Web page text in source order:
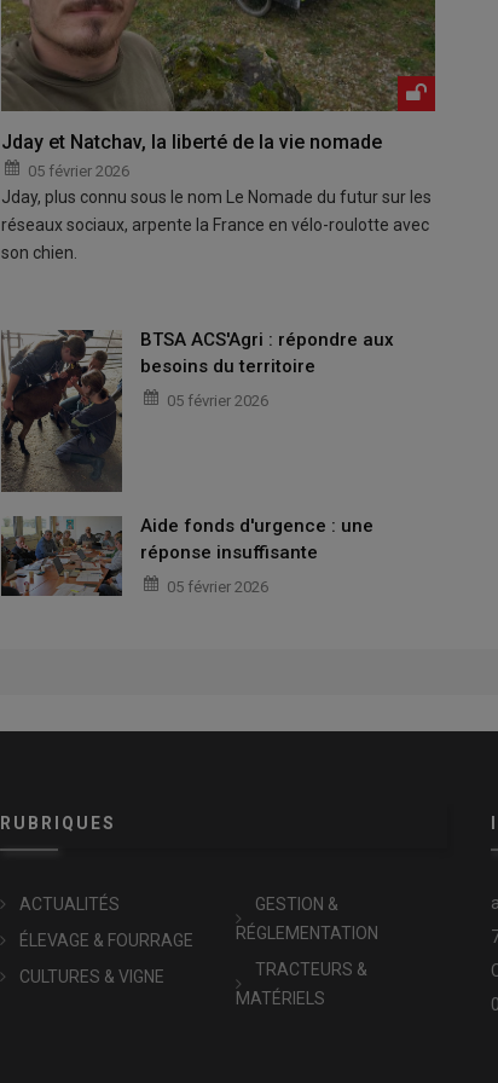
Jday et Natchav, la liberté de la vie nomade
05 février 2026
Jday, plus connu sous le nom Le Nomade du futur sur les
réseaux sociaux, arpente la France en vélo-roulotte avec
son chien.
BTSA ACS'Agri : répondre aux
besoins du territoire
05 février 2026
Aide fonds d'urgence : une
réponse insuffisante
05 février 2026
RUBRIQUES
ACTUALITÉS
ÉLEVAGE & FOURRAGE
CULTURES & VIGNE
GESTION &
RÉGLEMENTATION
TRACTEURS &
MATÉRIELS